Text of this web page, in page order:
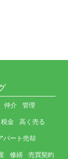
仲介 管理
税金 高く売る
パート売却
修繕 売買契約